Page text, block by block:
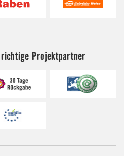
richtige Projektpartner